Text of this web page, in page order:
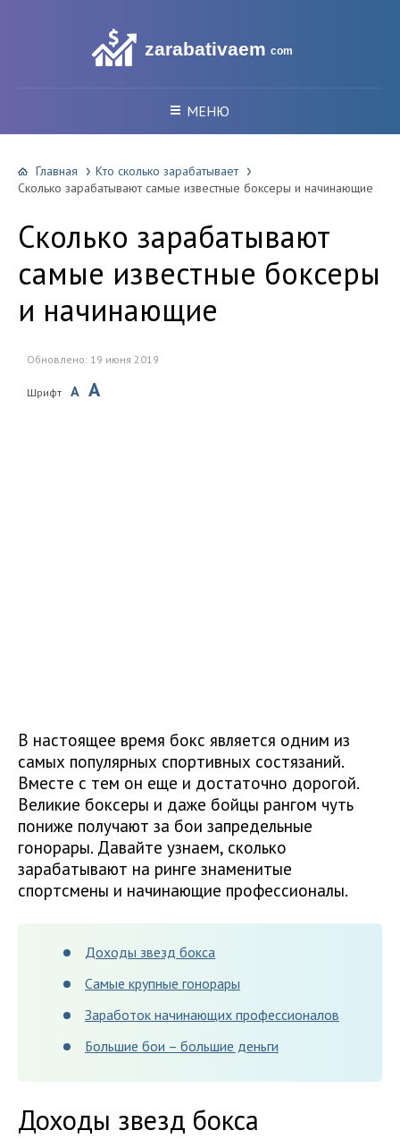
zarabativaem com
МЕНЮ
Главная
Кто сколько зарабатывает
Сколько зарабатывают самые известные боксеры и начинающие
Сколько зарабатывают
самые известные боксеры
и начинающие
Обновлено: 19 июня 2019
Шрифт A A
В настоящее время бокс является одним из
самых популярных спортивных состязаний.
Вместе с тем он еще и достаточно дорогой.
Великие боксеры и даже бойцы рангом чуть
пониже получают за бои запредельные
гонорары. Давайте узнаем, сколько
зарабатывают на ринге знаменитые
спортсмены и начинающие профессионалы.
Доходы звезд бокса
Самые крупные гонорары
Заработок начинающих профессионалов
Большие бои – большие деньги
Доходы звезд бокса